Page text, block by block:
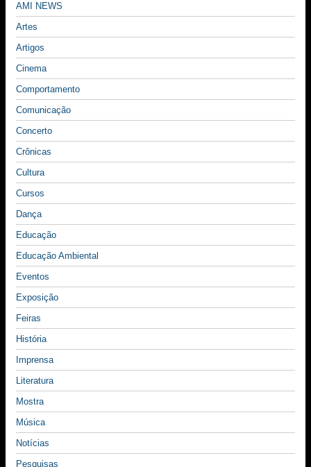
AMI NEWS
Artes
Artigos
Cinema
Comportamento
Comunicação
Concerto
Crônicas
Cultura
Cursos
Dança
Educação
Educação Ambiental
Eventos
Exposição
Feiras
História
Imprensa
Literatura
Mostra
Música
Notícias
Pesquisas